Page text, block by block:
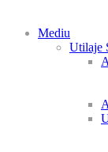
Mediu
Utilaje